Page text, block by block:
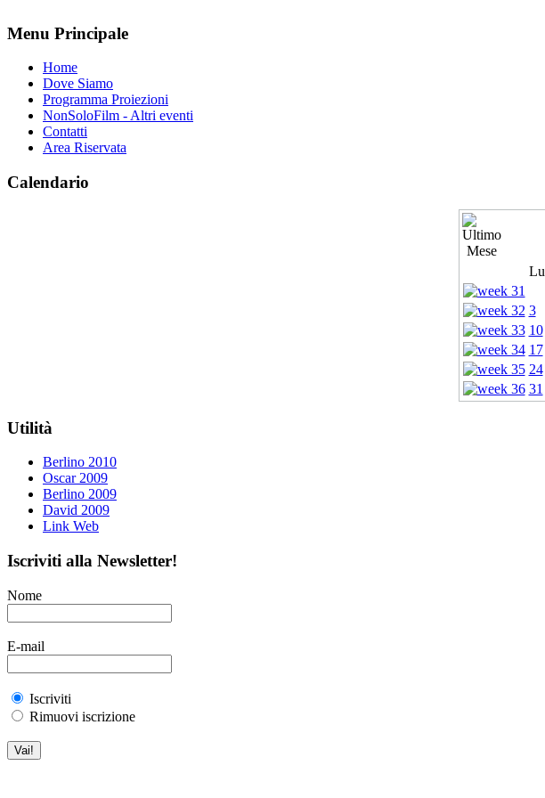
Menu Principale
Home
Dove Siamo
Programma Proiezioni
NonSoloFilm - Altri eventi
Contatti
Area Riservata
Calendario
Lu
3
10
17
24
31
Utilità
Berlino 2010
Oscar 2009
Berlino 2009
David 2009
Link Web
Iscriviti alla Newsletter!
Nome
E-mail
Iscriviti
Rimuovi iscrizione